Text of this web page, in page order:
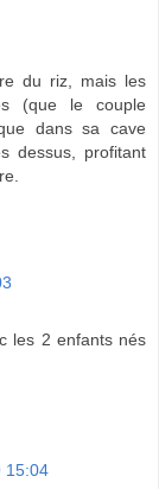
du riz, mais les
(que le couple
dans sa cave
dessus, profitant
les 2 enfants nés
15:04